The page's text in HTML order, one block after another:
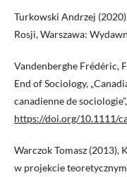
Turkowski Andrzej
Rosji, Warszawa:
Vandenberghe Frédéric,
End of Sociology,
canadienne de
https://doi.org/10.1111/
Warczok Tomasz
w projekcie teoretycznym